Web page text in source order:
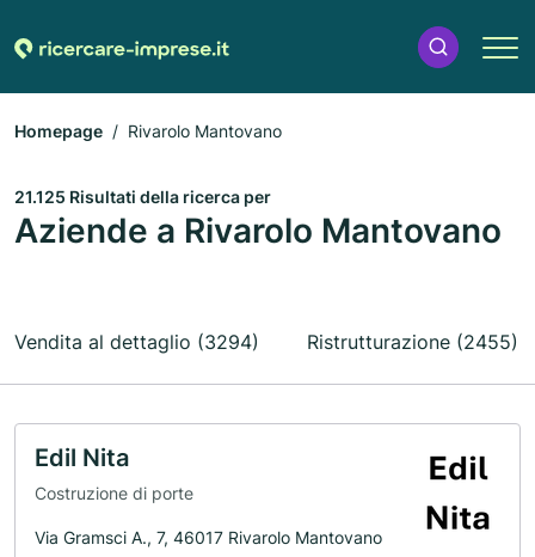
Homepage Rivarolo Mantovano
21.125 Risultati della ricerca per
Aziende a Rivarolo Mantovano
Vendita al dettaglio (3294) Ristrutturazione (2455)
Edil Nita
Costruzione di porte
Via Gramsci A., 7, 46017 Rivarolo Mantovano